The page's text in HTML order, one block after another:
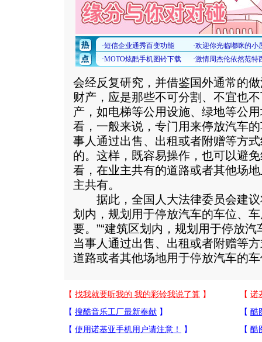
会经反复研究，并借鉴国外通常的
财产，应是那些不可分割、不宜也
产，如电梯等公用设施、绿地等公
看，一般来说，专门用来停放汽车
事人通过出售、出租或者附赠等方
的。这样，既容易操作，也可以避
看，在业主共有的道路或者其他场
主共有。
据此，全国人大法律委员会建议
划内，规划用于停放汽车的车位、
要。”“建筑区划内，规划用于停放
当事人通过出售、出租或者附赠等
道路或者其他场地用于停放汽车的